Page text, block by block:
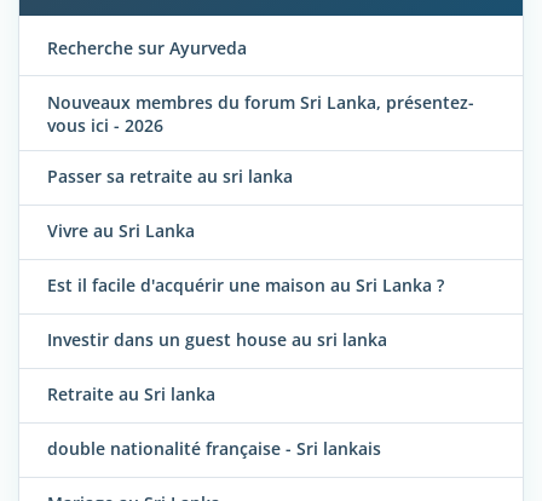
Recherche sur Ayurveda
Nouveaux membres du forum Sri Lanka, présentez-
vous ici - 2026
Passer sa retraite au sri lanka
Vivre au Sri Lanka
Est il facile d'acquérir une maison au Sri Lanka ?
Investir dans un guest house au sri lanka
Retraite au Sri lanka
double nationalité française - Sri lankais